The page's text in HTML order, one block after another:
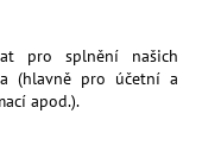
pro splnění našich
(hlavně pro účetní a
apod.).